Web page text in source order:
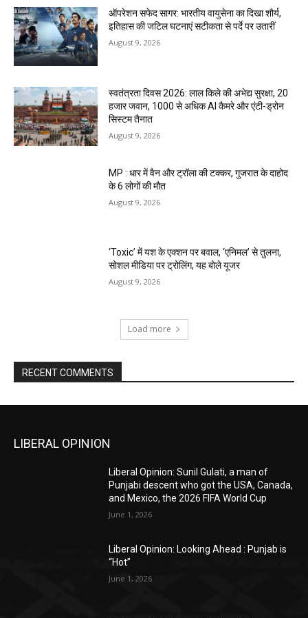
ऑपरेशन सफेद सागर: भारतीय वायुसेना का दिखा शौर्य,
इतिहास की जटिल घटनाएं सटीकता से पर्दे पर उतारीं
August 9, 2026
स्वतंत्रता दिवस 2026: लाल किले की अभेद्य सुरक्षा, 20
हजार जवान, 1000 से अधिक AI कैमरे और एंटी-ड्रोन
सिस्टम तैनात
August 9, 2026
MP : धार में वैन और ट्रॉला की टक्कर, गुजरात के दाहोद
के 6 लोगों की मौत
August 9, 2026
‘Toxic’ में यश के एक्शन पर बवाल, ‘एनिमल’ से तुलना,
सोशल मीडिया पर ट्रोलिंग, यह बोले यूजर
August 9, 2026
Load more
RECENT COMMENTS
LIBERAL OPINION
Liberal Opinion: Sunil Gulati, a man of
Punjabi descent who got the USA, Canada,
and Mexico, the 2026 FIFA World Cup
June 1, 2026
Liberal Opinion: Looking Ahead : Punjab is
“Hot”
June 1, 2026